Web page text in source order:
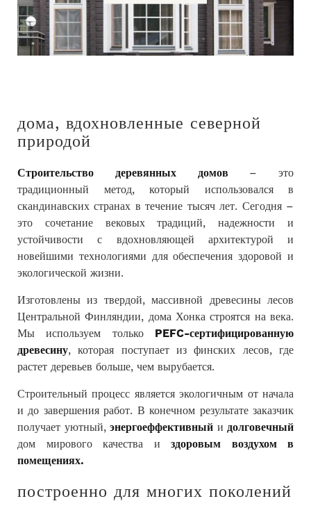
дома, вдохновленные северной
природой
Строительство деревянных домов – это
традиционный метод, который использовался в
скандинавских странах в течение тысяч лет. Сегодня –
это сочетание вековых традиций, надежности и
устойчивости с вдохновляющей архитектурой и
новейшими технологиями для обеспечения здоровой и
экологической жизни.
Изготовлены из твердой, массивной древесины лесов
Центральной Финляндии, дома Хонка строятся на века.
Мы используем только PEFC-сертифицированную
древесину, которая поступает из финских лесов, где
растет деревьев больше, чем вырубается.
Строительный процесс является экологичным от начала
и до завершения работ. В конечном результате заказчик
получает уютный, энергоеффективный и долговечный
дом мирового качества и здоровым воздухом в
помещениях.
построенно для многих поколений